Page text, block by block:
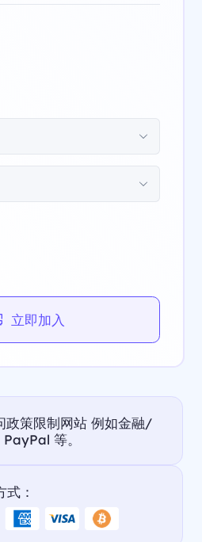
立即加入
政策限制网站 例如金融/
等。
：